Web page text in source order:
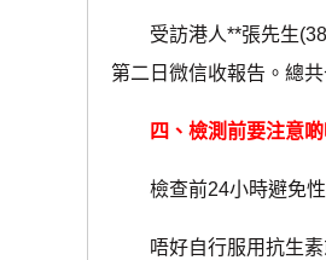
受訪港人**張先生(38
第二日微信收報告。總
四、檢測前要注意
檢查前24小時避免性
唔好自行服用抗生素